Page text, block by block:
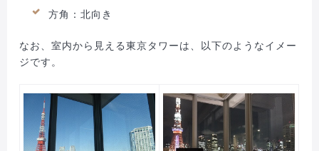
方角：北向き
なお、室内から見える東京タワーは、以下のようなイメー
ジです。